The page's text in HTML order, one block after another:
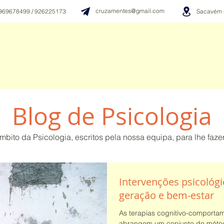
/ 926225173 cruzamentes@gmail.com Sacavém
Blog de Psicologia
da Psicologia, escritos pela nossa equipa, para lhe
Intervenções
geração e bem-estar
As terapias cognitivo-